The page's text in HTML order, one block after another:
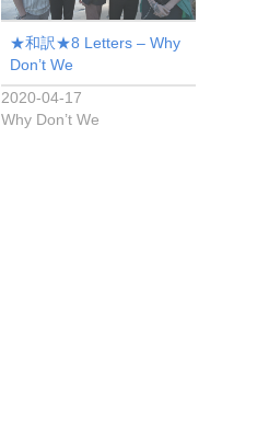
★和訳★8 Letters – Why
Don’t We
2020-04-17
Why Don’t We